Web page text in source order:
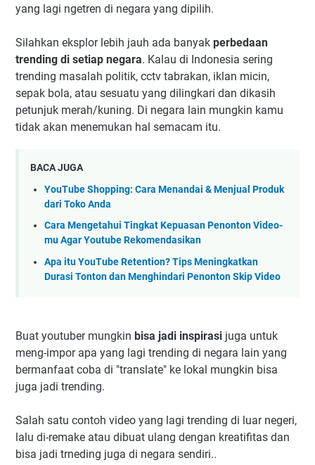
yang lagi ngetren di negara yang dipilih.
Silahkan eksplor lebih jauh ada banyak perbedaan
trending di setiap negara. Kalau di Indonesia sering
trending masalah politik, cctv tabrakan, iklan micin,
sepak bola, atau sesuatu yang dilingkari dan dikasih
petunjuk merah/kuning. Di negara lain mungkin kamu
tidak akan menemukan hal semacam itu.
BACA JUGA
YouTube Shopping: Cara Menandai & Menjual Produk
dari Toko Anda
Cara Mengetahui Tingkat Kepuasan Penonton Video-
mu Agar Youtube Rekomendasikan
Apa itu YouTube Retention? Tips Meningkatkan
Durasi Tonton dan Menghindari Penonton Skip Video
Buat youtuber mungkin bisa jadi inspirasi juga untuk
meng-impor apa yang lagi trending di negara lain yang
bermanfaat coba di "translate" ke lokal mungkin bisa
juga jadi trending.
Salah satu contoh video yang lagi trending di luar negeri,
lalu di-remake atau dibuat ulang dengan kreatifitas dan
bisa jadi trneding juga di negara sendiri..